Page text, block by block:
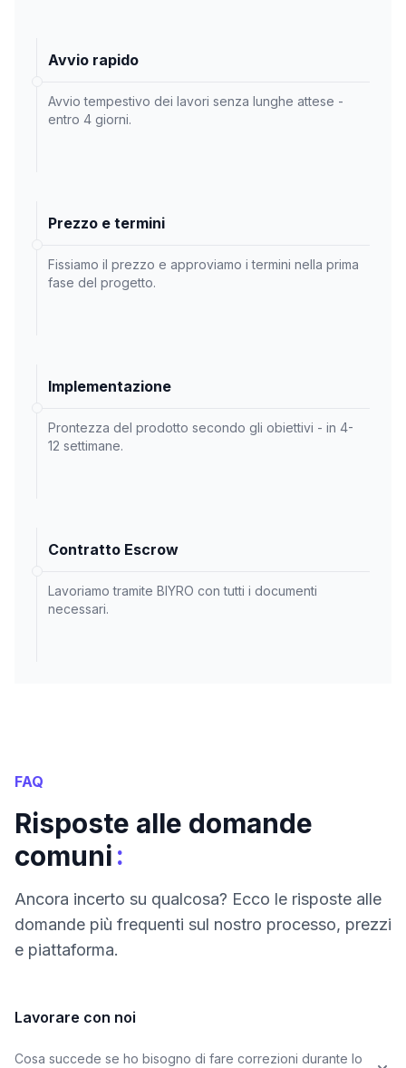
Avvio rapido
Avvio tempestivo dei lavori senza lunghe attese -
entro 4 giorni.
Prezzo e termini
Fissiamo il prezzo e approviamo i termini nella prima
fase del progetto.
Implementazione
Prontezza del prodotto secondo gli obiettivi - in 4-
12 settimane.
Contratto Escrow
Lavoriamo tramite BIYRO con tutti i documenti
necessari.
FAQ
Risposte alle domande
comuni:
Ancora incerto su qualcosa? Ecco le risposte alle
domande più frequenti sul nostro processo, prezzi
e piattaforma.
Lavorare con noi
Cosa succede se ho bisogno di fare correzioni durante lo